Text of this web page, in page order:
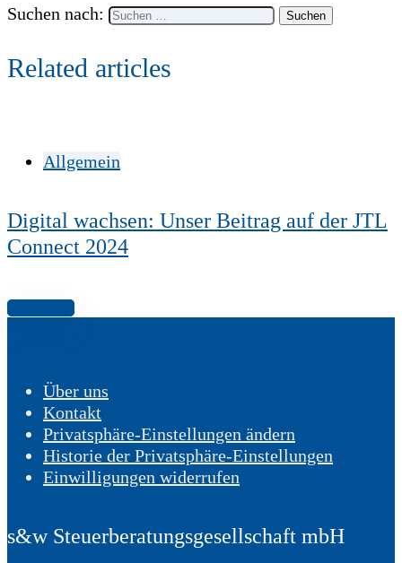
Suchen nach:
Related articles
Allgemein
Digital wachsen: Unser Beitrag auf der JTL
Connect 2024
Über uns
Kontakt
Privatsphäre-Einstellungen ändern
Historie der Privatsphäre-Einstellungen
Einwilligungen widerrufen
s&w Steuerberatungsgesellschaft mbH